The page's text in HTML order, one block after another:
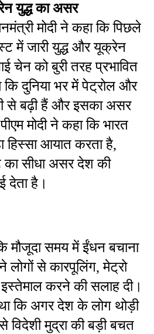
युद्ध का असर
मोदी ने कहा कि पिछले
में जारी युद्ध और यूक्रेन
चेन को बुरी तरह प्रभावित
कि दुनिया भर में पेट्रोल और
से बढ़ी हैं और इसका असर
मोदी ने कहा कि भारत
आयात करता है,
सीधा असर देश की
देता है।
मौजूदा समय में ईंधन बचाना
लोगों से कारपूलिंग, मेट्रो
करने की सलाह दी।
था कि अगर देश के लोग थोड़ी
विदेशी मुद्रा की बड़ी बचत